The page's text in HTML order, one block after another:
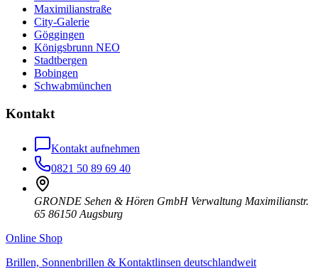
Maximilianstraße
City-Galerie
Göggingen
Königsbrunn NEO
Stadtbergen
Bobingen
Schwabmünchen
Kontakt
Kontakt aufnehmen
0821 50 89 69 40
GRONDE Sehen & Hören GmbH Verwaltung Maximilianstr.
65 86150 Augsburg
Online Shop
Brillen, Sonnenbrillen & Kontaktlinsen deutschlandweit